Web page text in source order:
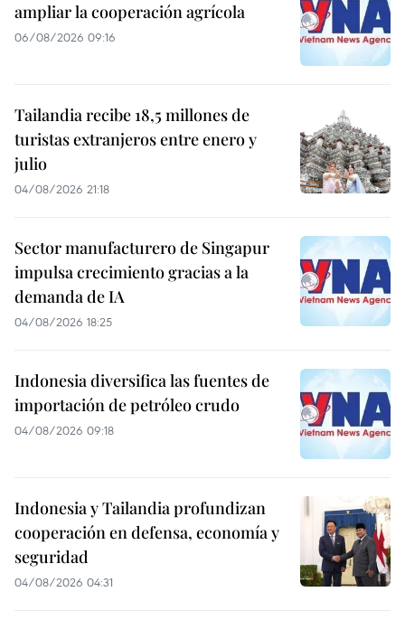
ampliar la cooperación agrícola
06/08/2026 09:16
Tailandia recibe 18,5 millones de
turistas extranjeros entre enero y
julio
04/08/2026 21:18
Sector manufacturero de Singapur
impulsa crecimiento gracias a la
demanda de IA
04/08/2026 18:25
Indonesia diversifica las fuentes de
importación de petróleo crudo
04/08/2026 09:18
Indonesia y Tailandia profundizan
cooperación en defensa, economía y
seguridad
04/08/2026 04:31